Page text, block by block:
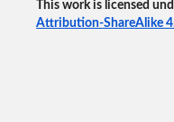
This work is licensed
Attribution-ShareAlike